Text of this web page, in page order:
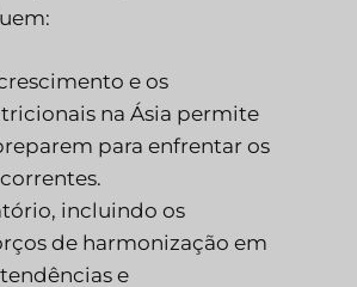
e os
na Ásia permite
para enfrentar os
incluindo os
de harmonização em
e